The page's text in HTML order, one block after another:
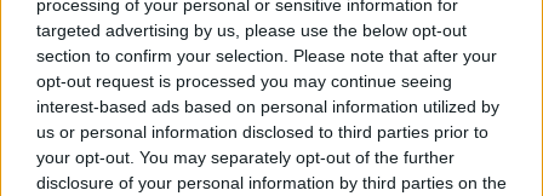
processing of your personal or sensitive information for
targeted advertising by us, please use the below opt-out
section to confirm your selection. Please note that after your
opt-out request is processed you may continue seeing
interest-based ads based on personal information utilized by
us or personal information disclosed to third parties prior to
your opt-out. You may separately opt-out of the further
disclosure of your personal information by third parties on the